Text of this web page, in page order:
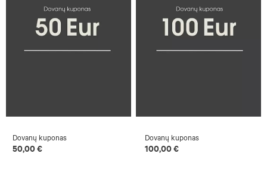
Dovanų kuponas
50,00 €
Dovanų kuponas
100,00 €